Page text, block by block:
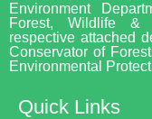
Environment
Forest, Wildlife &
respective attached
Conservator of
Environmental
Quick Links